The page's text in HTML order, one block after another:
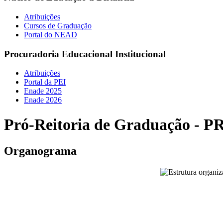
Atribuições
Cursos de Graduação
Portal do NEAD
Procuradoria Educacional Institucional
Atribuições
Portal da PEI
Enade 2025
Enade 2026
Pró-Reitoria de Graduação -
Organograma